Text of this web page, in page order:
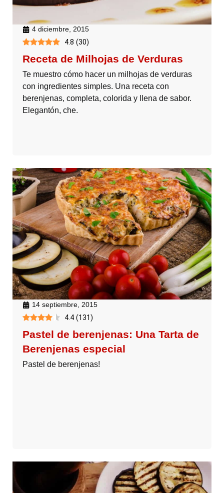
4 diciembre, 2015
4.8 (30)
Receta de Milhojas de Verduras
Te muestro cómo hacer un milhojas de verduras
con ingredientes simples. Una receta con
berenjenas, completa, colorida y llena de sabor.
Elegantón, che.
14 septiembre, 2015
4.4 (131)
Pastel de berenjenas: Una Tarta de
Berenjenas especial
Pastel de berenjenas!